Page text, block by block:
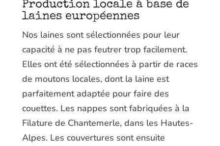
Production locale à base de
laines européennes
Nos laines sont sélectionnées pour leur
capacité à ne pas feutrer trop facilement.
Elles ont été sélectionnées à partir de races
de moutons locales, dont la laine est
parfaitement adaptée pour faire des
couettes. Les nappes sont fabriquées à la
Filature de Chantemerle, dans les Hautes-
Alpes. Les couvertures sont ensuite